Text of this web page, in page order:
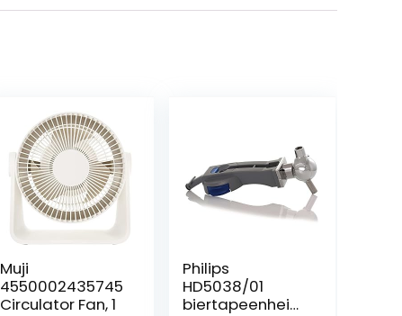
Muji
4550002435745
Circulator Fan, 1
Philips
HD5038/01
biertapeenheid